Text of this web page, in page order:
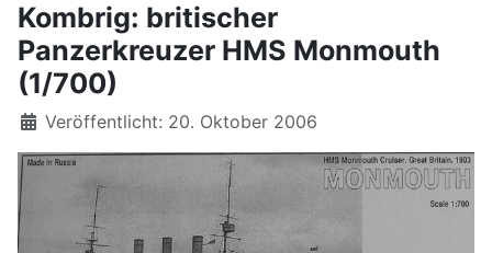
Kombrig: britischer
Panzerkreuzer HMS Monmouth
(1/700)
Details
Veröffentlicht: 20. Oktober 2006